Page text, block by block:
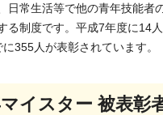
日常生活等で他の青年技能者
る制度です。平成7年度に14
355人が表彰されています。
イスター 被表彰